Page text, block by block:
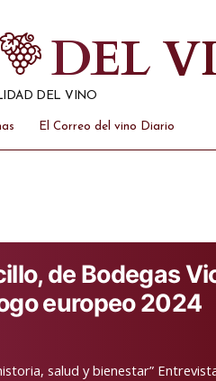
DEL
DEL VINO
El Correo del vino Diario
de Bodegas
europeo 2024
salud y bienestar”